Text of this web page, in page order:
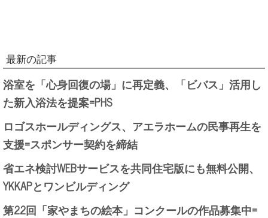
最新の記事
浴室を「心身回復の場」に再定義、「ビバス」活用し
た新入浴法を提案=PHS
ロゴスホールディングス、アエラホームの民事再生を
支援=スポンサー契約を締結
省エネ検討WEBサービスを共同住宅版にも無料公開、
YKKAPとワンビルディング
第22回「家やまちの絵本」コンクールの作品募集中=